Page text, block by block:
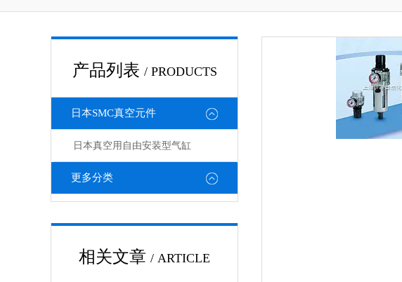
产品列表 / PRODUCTS
日本SMC真空元件
日本真空用自由安装型气缸
更多分类
相关文章 / ARTICLE